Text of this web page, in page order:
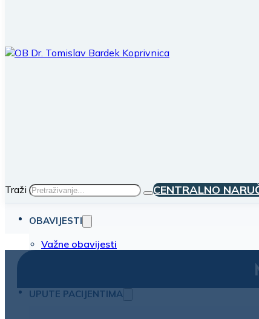
Traži CENTRALNO
OBAVIJESTI
Važne obavijesti
UPUTE PACIJENTIMA